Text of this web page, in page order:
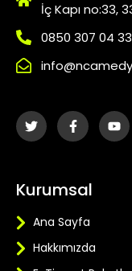
İç Kapı no:33,
0850 307 04 33
Kurumsal
Ana Sayfa
Hakkımızda